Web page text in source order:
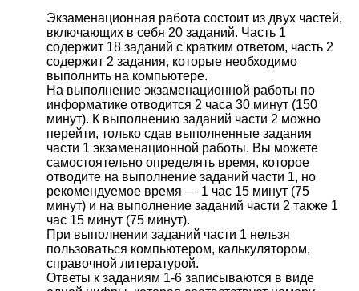
Экзаменационная работа состоит из двух частей,
включающих в себя 20 заданий. Часть 1
содержит 18 заданий с кратким ответом, часть 2
содержит 2 задания, которые необходимо
выполнить на компьютере.
На выполнение экзаменационной работы по
информатике отводится 2 часа 30 минут (150
минут). К выполнению заданий части 2 можно
перейти, только сдав выполненные задания
части 1 экзаменационной работы. Вы можете
самостоятельно определять время, которое
отводите на выполнение заданий части 1, но
рекомендуемое время — 1 час 15 минут (75
минут) и на выполнение заданий части 2 также 1
час 15 минут (75 минут).
При выполнении заданий части 1 нельзя
пользоваться компьютером, калькулятором,
справочной литературой.
Ответы к заданиям 1-6 записываются в виде